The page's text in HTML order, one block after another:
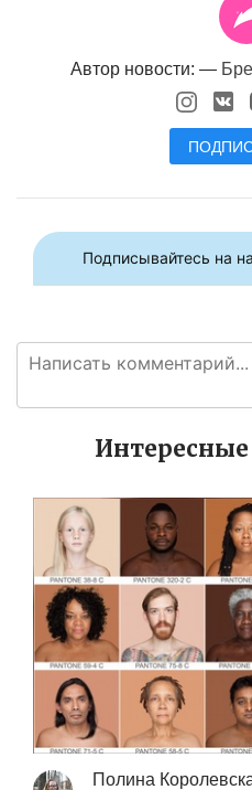
Автор новости: —
Подписывайтесь на
Полина